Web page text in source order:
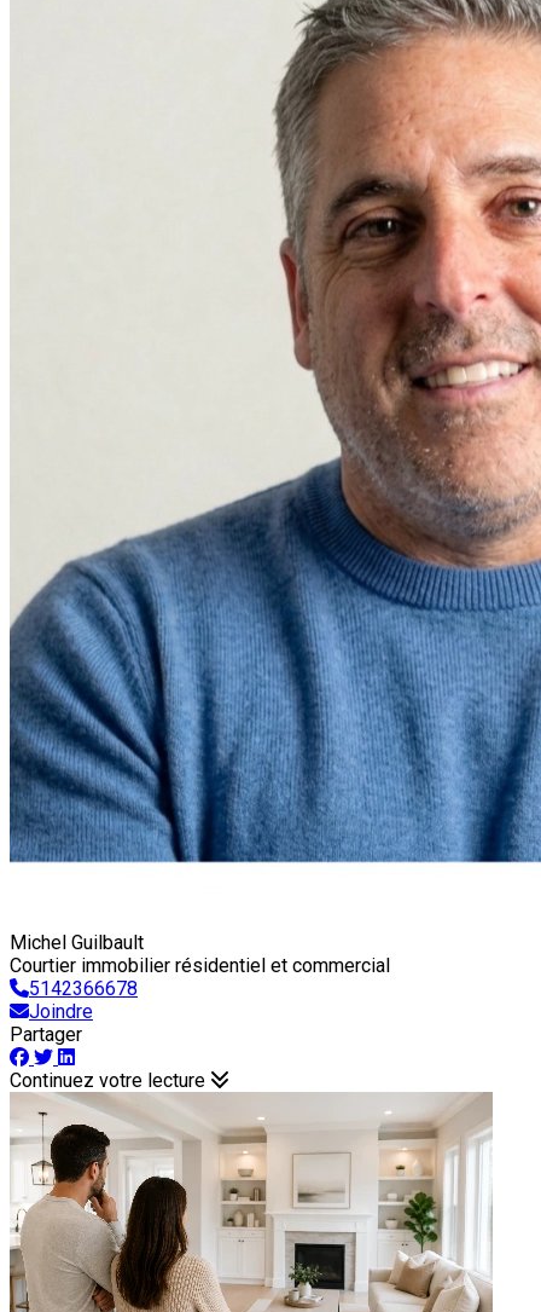
Michel Guilbault
Courtier immobilier résidentiel et commercial
5142366678
Joindre
Partager
Continuez votre lecture